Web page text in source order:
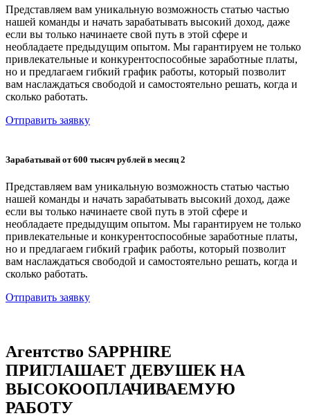
Представляем вам уникальную возможность статью частью
нашей команды и начать зарабатывать высокий доход, даже
если вы только начинаете свой путь в этой сфере и
необладаете предыдущим опытом. Мы гарантируем не только
привлекательные и конкурентоспособные заработные платы,
но и предлагаем гибкий график работы, который позволит
вам наслаждаться свободой и самостоятельно решать, когда и
сколько работать.
Отправить заявку
Зарабатывай от 600 тысяч рублей в месяц 2
Представляем вам уникальную возможность статью частью
нашей команды и начать зарабатывать высокий доход, даже
если вы только начинаете свой путь в этой сфере и
необладаете предыдущим опытом. Мы гарантируем не только
привлекательные и конкурентоспособные заработные платы,
но и предлагаем гибкий график работы, который позволит
вам наслаждаться свободой и самостоятельно решать, когда и
сколько работать.
Отправить заявку
Агентство SAPPHIRE
ПРИГЛАШАЕТ ДЕВУШЕК НА
ВЫСОКООПЛАЧИВАЕМУЮ
РАБОТУ